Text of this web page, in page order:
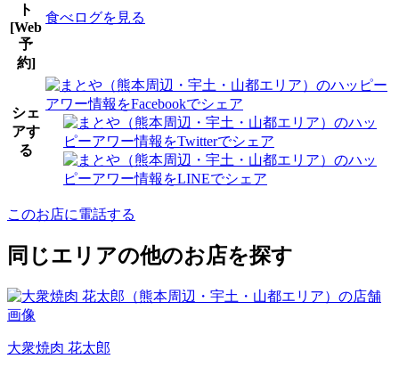
ト
[Web
予
約]
食べログを見る
シェ
アす
る
このお店に電話する
同じエリアの他のお店を探す
大衆焼肉 花太郎